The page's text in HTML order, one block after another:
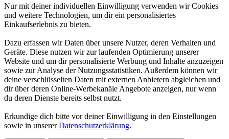
Nur mit deiner individuellen Einwilligung verwenden wir Cookies
und weitere Technologien, um dir ein personalisiertes
Einkaufserlebnis zu bieten.
Dazu erfassen wir Daten über unsere Nutzer, deren Verhalten und
Geräte. Diese nutzen wir zur laufenden Optimierung unserer
Website und um dir personalisierte Werbung und Inhalte anzuzeigen
sowie zur Analyse der Nutzungsstatistiken. Außerdem können wir
deine verschlüsselten Daten mit externen Anbietern abgleichen und
dir über deren Online-Werbekanäle Angebote anzeigen, nur wenn
du deren Dienste bereits selbst nutzt.
Erkundige dich bitte vor deiner Einwilligung in den Einstellungen
sowie in unsererDatenschutzerklärung.